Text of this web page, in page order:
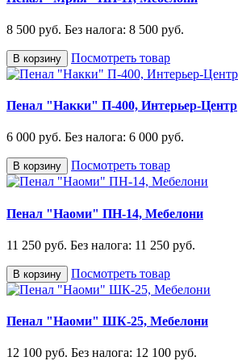
8 500 руб. Без налога: 8 500 руб.
В корзину Посмотреть товар
Пенал "Накки" П-400, Интерьер-Центр
6 000 руб. Без налога: 6 000 руб.
В корзину Посмотреть товар
Пенал "Наоми" ПН-14, Мебелони
11 250 руб. Без налога: 11 250 руб.
В корзину Посмотреть товар
Пенал "Наоми" ШК-25, Мебелони
12 100 руб. Без налога: 12 100 руб.